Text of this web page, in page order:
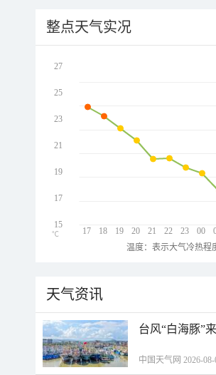
整点天气实况
17 18 19 20 21 22 23 00
27
25
23
21
19
17
15
℃
温度：表示大气冷热程
天气资讯
台风“白海豚”
中国天气网 2026-08-